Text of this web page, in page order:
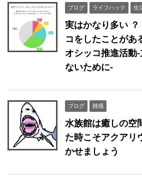
ブログ ライフハック 生
実はかなり多い
コをしたことがあ
オシッコ推進活動
ないために-
ブログ 雑感
水族館は癒しの空
た時こそアクアリ
かせましょう